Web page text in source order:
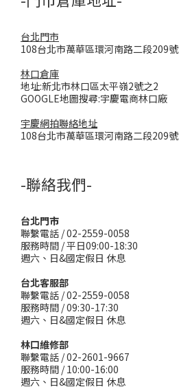
台北門市
108台北市萬華區環河南路二段209號
林口倉庫
地址:新北市林口區太平嶺2號之2
GOOGLE地圖搜尋:宇慶電商林口廠
宇慶網拍聯絡地址
108台北市萬華區環河南路二段209號
-聯絡我們-
台北門市
聯繫電話 / 02-2559-0058
服務時間 / 平日09:00-18:30
週六、日&國定假日 休息
台北客服部
聯繫電話 / 02-2559-0058
服務時間 / 09:30-17:30
週六、日&國定假日 休息
林口維修部
聯繫電話 / 02-2601-9667
服務時間 / 10:00-16:00
週六、日&國定假日 休息